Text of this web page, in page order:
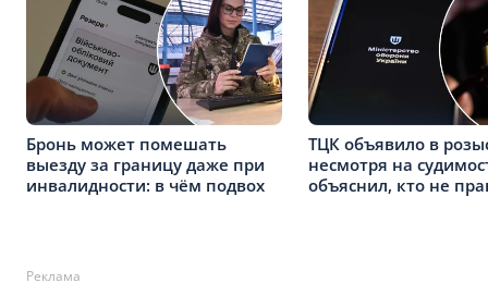
Бронь может помешать
выезду за границу даже при
инвалидности: в чём подвох
ТЦК объявило в
несмотря на
объяснил, кто не
Реклама